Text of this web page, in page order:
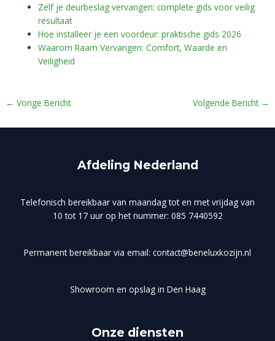
Zelf je deurbeslag vervangen: complete gids voor veilig
resultaat
Hoe installeer je een voordeur: praktische gids 2026
Waarom Raam Vervangen: Comfort, Waarde en
Veiligheid
← Vorige Bericht Volgende Bericht →
Afdeling Nederland
Telefonisch bereikbaar van maandag tot en met vrijdag van
10 tot 17 uur op het nummer: 085 7440592
Permanent bereikbaar via email: contact@beneluxkozijn.nl
Showroom en opslag in Den Haag
Onze diensten